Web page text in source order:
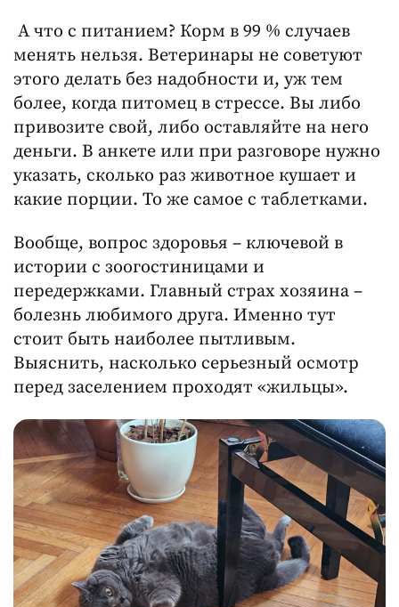
А что с питанием? Корм в 99 % случаев
менять нельзя. Ветеринары не советуют
этого делать без надобности и, уж тем
более, когда питомец в стрессе. Вы либо
привозите свой, либо оставляйте на него
деньги. В анкете или при разговоре нужно
указать, сколько раз животное кушает и
какие порции. То же самое с таблетками.
Вообще, вопрос здоровья – ключевой в
истории с зоогостиницами и
передержками. Главный страх хозяина –
болезнь любимого друга. Именно тут
стоит быть наиболее пытливым.
Выяснить, насколько серьезный осмотр
перед заселением проходят «жильцы».